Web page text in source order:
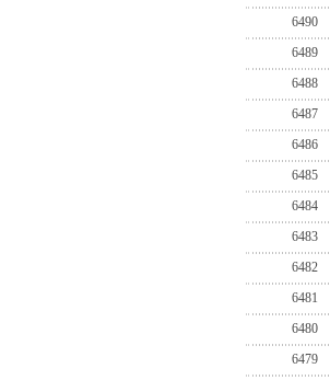
6490
6489
6488
6487
6486
6485
6484
6483
6482
6481
6480
6479